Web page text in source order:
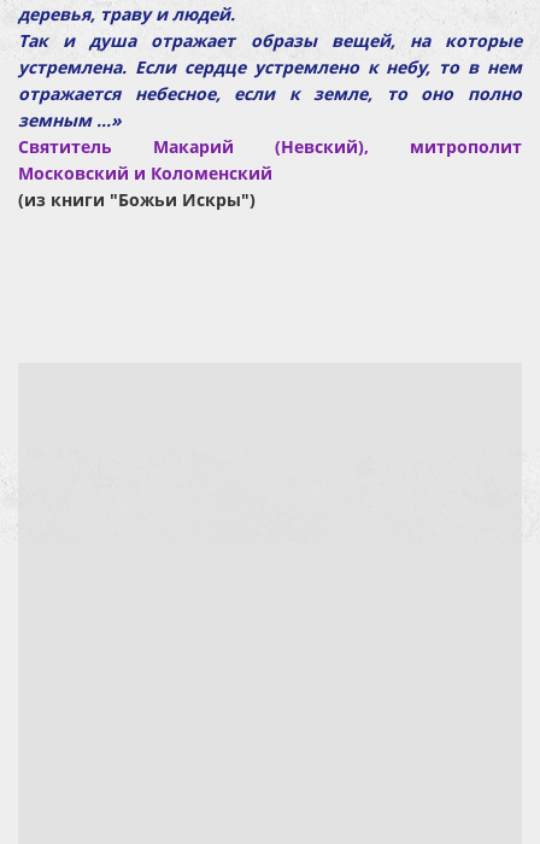
деревья, траву и людей.
Так и душа отражает образы вещей, на которые
устремлена. Если сердце устремлено к небу, то в нем
отражается небесное, если к земле, то оно полно
земным ...»
Святитель Макарий (Невский), митрополит
Московский и Коломенский
(из книги "Божьи Искры")